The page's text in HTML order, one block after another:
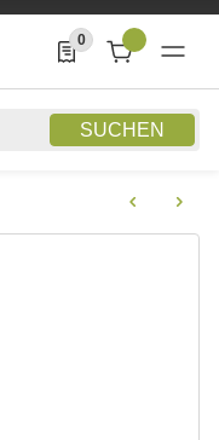
SUCHEN
0
0 Produkte in der